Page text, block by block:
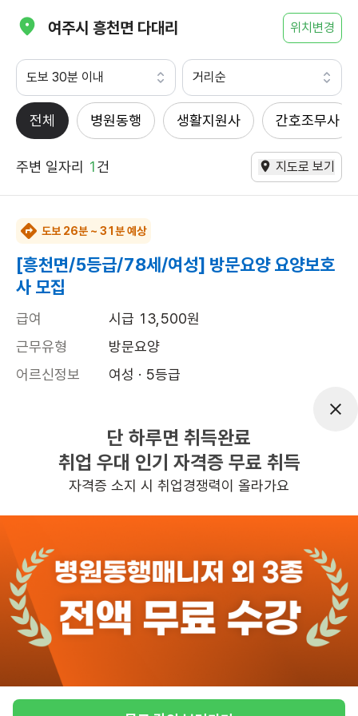
여주시 흥천면 다대리 위치변경
도보 30분 이내 거리순
전체 병원동행 생활지원사 간호조무사
주변 일자리 1건 지도로 보기
도보 26분 ~ 31분 예상
[흥천면/5등급/78세/여성] 방문요양 요양보호
사 모집
급여
시급 13,500원
근무유형
방문요양
어르신정보
여성 · 5등급
10:00~13:00
높은급여 초보가능
관심 일자리정보 더보기
5일전등록
반경 3KM 이내의 일자리 확인하기
단 하루면 취득완료
취업 우대 인기 자격증 무료 취득
자격증 소지 시 취업경쟁력이 올라가요